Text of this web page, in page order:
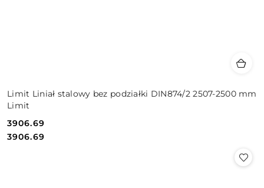
Limit Liniał stalowy bez podziałki DIN874/2 2507-2500 mm
Limit
Cena:
3906.69
Cena:
3906.69